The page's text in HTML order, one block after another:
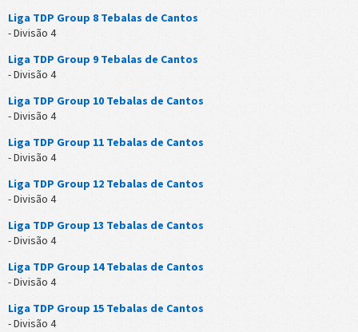
Liga TDP Group 8 Tebalas de Cantos
- Divisão 4
Liga TDP Group 9 Tebalas de Cantos
- Divisão 4
Liga TDP Group 10 Tebalas de Cantos
- Divisão 4
Liga TDP Group 11 Tebalas de Cantos
- Divisão 4
Liga TDP Group 12 Tebalas de Cantos
- Divisão 4
Liga TDP Group 13 Tebalas de Cantos
- Divisão 4
Liga TDP Group 14 Tebalas de Cantos
- Divisão 4
Liga TDP Group 15 Tebalas de Cantos
- Divisão 4